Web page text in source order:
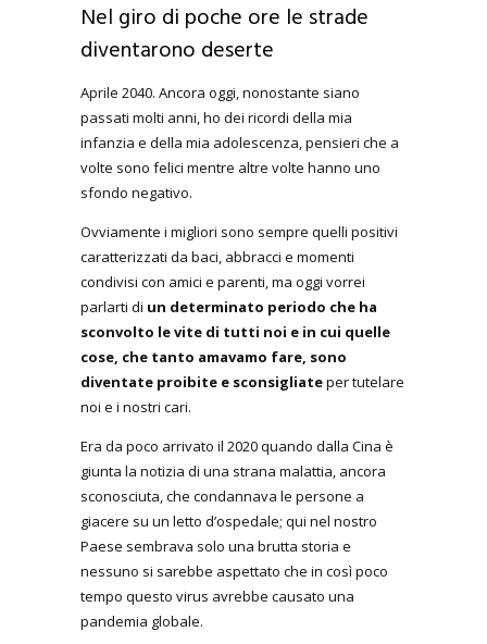
Nel giro di poche ore le strade
diventarono deserte
Aprile 2040. Ancora oggi, nonostante siano
passati molti anni, ho dei ricordi della mia
infanzia e della mia adolescenza, pensieri che a
volte sono felici mentre altre volte hanno uno
sfondo negativo.
Ovviamente i migliori sono sempre quelli positivi
caratterizzati da baci, abbracci e momenti
condivisi con amici e parenti, ma oggi vorrei
parlarti di un determinato periodo che ha
sconvolto le vite di tutti noi e in cui quelle
cose, che tanto amavamo fare, sono
diventate proibite e sconsigliateper tutelare
noi e i nostri cari.
Era da poco arrivato il 2020 quando dalla Cina è
giunta la notizia di una strana malattia, ancora
sconosciuta, che condannava le persone a
giacere su un letto d’ospedale; qui nel nostro
Paese sembrava solo una brutta storia e
nessuno si sarebbe aspettato che in così poco
tempo questo virus avrebbe causato una
pandemia globale.